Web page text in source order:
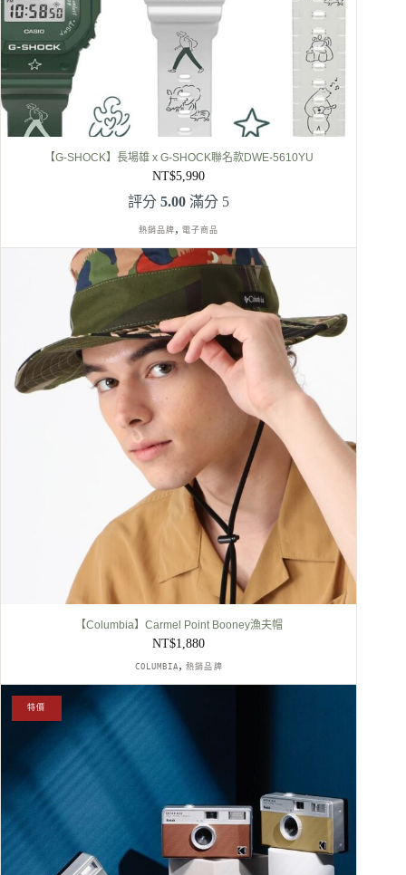
【G-SHOCK】長場雄 x G-SHOCK聯名款DWE-5610YU
NT$5,990
評分5.00 滿分 5
熱銷品牌 ,電子商品
【Columbia】Carmel Point Booney漁夫帽
NT$1,880
COLUMBIA ,熱銷品牌
特價